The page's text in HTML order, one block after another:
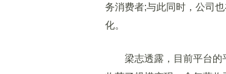
务消费者;与此同时，公司
化。
梁志透露，目前平台的平